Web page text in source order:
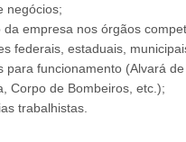
negócios;
da empresa nos órgãos
federais, estaduais,
para funcionamento (Alvará
Corpo de Bombeiros, etc.);
trabalhistas.